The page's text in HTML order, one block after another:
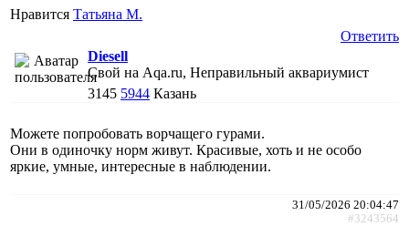
Нравится Татьяна М.
Ответить
Diesell
Свой на Aqa.ru, Неправильный аквариумист
3145 5944 Казань
Можете попробовать ворчащего гурами.
Они в одиночку норм живут. Красивые, хоть и не особо
яркие, умные, интересные в наблюдении.
31/05/2026 20:04:47
#3243564